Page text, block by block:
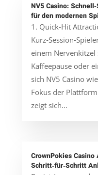
NV5 Casino:
für den modernen
1. Quick‑Hit
einem
Kaffeepause oder
sich NV5 Casino
Fokus der
zeigt sich...
CrownPokies
Schritt‑für‑Schritt